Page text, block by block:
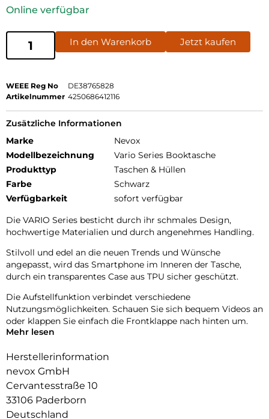
Online verfügbar
In den Warenkorb Jetzt kaufen
WEEE Reg No
DE38765828
Artikelnummer 4250686412116
Zusätzliche Informationen
Marke
Nevox
Modellbezeichnung
Vario Series Booktasche
Produkttyp
Taschen & Hüllen
Farbe
Schwarz
Verfügbarkeit
sofort verfügbar
Die VARIO Series besticht durch ihr schmales Design,
hochwertige Materialien und durch angenehmes Handling.
Stilvoll und edel an die neuen Trends und Wünsche
angepasst, wird das Smartphone im Inneren der Tasche,
durch ein transparentes Case aus TPU sicher geschützt.
Die Aufstellfunktion verbindet verschiedene
Nutzungsmöglichkeiten. Schauen Sie sich bequem Videos an
oder klappen Sie einfach die Frontklappe nach hinten um.
Bedienung kinderleicht und die Schutzhülle öffnet sich nicht
ungewollt.
Beim Umklappen der Frontklappe wird diese ebenfalls durch
die Magneten auf der Rückseite fixiert, somit ist ein
bequemes Telefonieren und Bedienen sichergestellt.
Mehr lesen
Herstellerinformation
nevox GmbH
Cervantesstraße 10
33106 Paderborn
Deutschland